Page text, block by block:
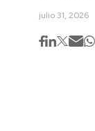
julio 31, 2026